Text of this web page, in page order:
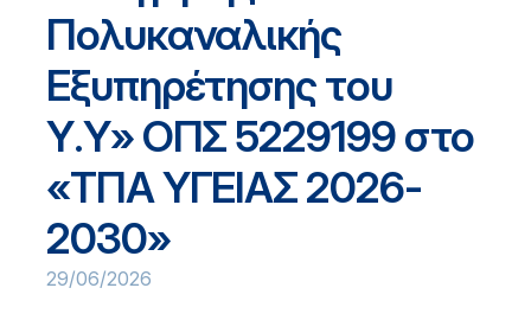
Πολυκαναλικής
Εξυπηρέτησης του
Υ.Υ» ΟΠΣ 5229199 στο
«ΤΠΑ ΥΓΕΙΑΣ 2026-
2030»
29/06/2026